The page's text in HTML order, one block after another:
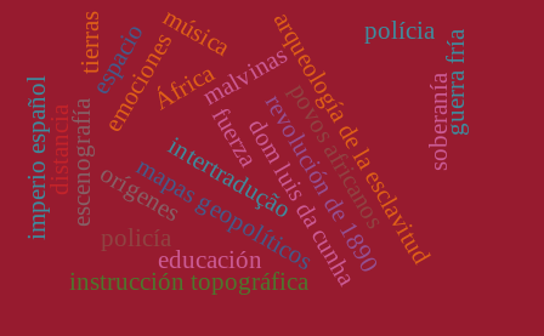
arqueología de la esclavitud
dom luis da cunha soberanía
orígenes
malvinas
intertraduçãopovos africanos
mapas geopolíticos
África
fuerza
emociones
escenografía
espacio
distancia
instrucción topográfica
policía
música
educación
guerra fría
polícia
imperio español revolución de 1890
tierras